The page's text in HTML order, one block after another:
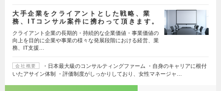
大手企業をクライアントとした戦略、業
務、ITコンサル案件に携わって頂きます。
クライアント企業の長期的・持続的な企業価値・事業価値の
向上を目的に企業や事業の様々な発展段階における経営、業
務、IT支援…
会社概要
・日本最大級のコンサルティングファーム ・自身のキャリアに根付
いたアサイン体制 ・評価制度がしっかりしており、女性マネージャ…